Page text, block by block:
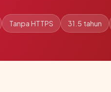
Tanpa HTTPS 31.5 tahun